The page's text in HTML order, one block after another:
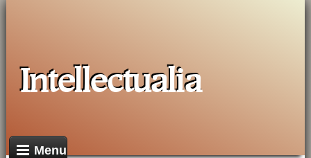
Intellectualia
Menu